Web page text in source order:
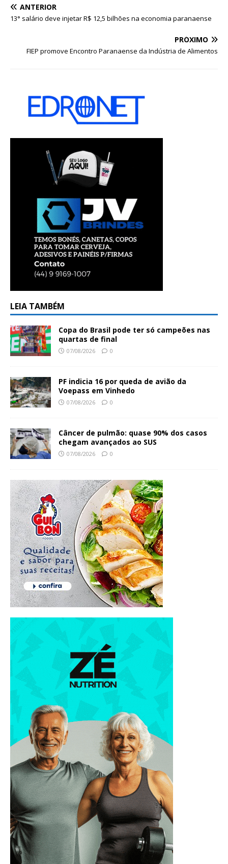
ANTERIOR
13° salário deve injetar R$ 12,5 bilhões na economia paranaense
PRÓXIMO
FIEP promove Encontro Paranaense da Indústria de Alimentos
LEIA TAMBÉM
Copa do Brasil pode ter só campeões nas
quartas de final
07/08/2026 0
PF indicia 16 por queda de avião da
Voepass em Vinhedo
07/08/2026 0
Câncer de pulmão: quase 90% dos casos
chegam avançados ao SUS
07/08/2026 0